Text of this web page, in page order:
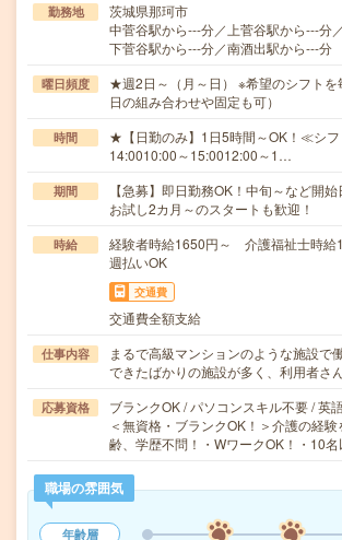
勤務地
茨城県那珂市
中菅谷駅から---分／上菅谷駅から---分
下菅谷駅から---分／南酒出駅から---分
曜日頻度
★週2日～（月～日） ※希望のシフトを
日の組み合わせや固定も可）
時間
★【日勤のみ】1日5時間～OK！≪シ
14:0010:00～15:0012:00～1…
期間
【急募】即日勤務OK！中旬～など
お試し2カ月～のスタートも歓迎！
時給
経験者時給1650円～ 介護福祉士時
週払いOK
交通費
交通費全額支給
仕事内容
まるで高級マンションのような施設で
できたばかりの施設が多く、利用者さ
応募資格
ブランクOK / パソコンスキル不要 / 英
＜無資格・ブランクOK！＞介護の経
齢、学歴不問！・WワークOK！・10
職場の雰囲気
年齢層